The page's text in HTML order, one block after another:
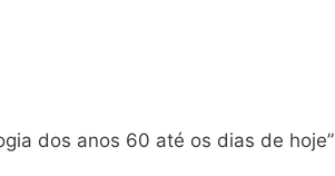
dos anos 60 até os dias de hoje”